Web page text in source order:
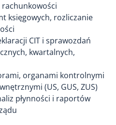
księgowych, rozliczanie
CIT i sprawozdań
kwartalnych,
organami kontrolnymi
(US, GUS, ZUS)
płynności i raportów